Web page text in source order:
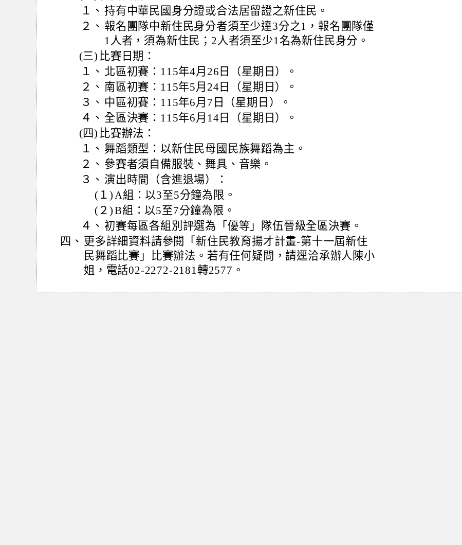
１、 持有中華民國身分證或合法居留證之新住民。
２、 報名團隊中新住民身分者須至少達3分之1，報名團隊僅
1人者，須為新住民；2人者須至少1名為新住民身分。
(三) 比賽日期：
１、 北區初賽：115年4月26日（星期日）。
２、 南區初賽：115年5月24日（星期日）。
３、 中區初賽：115年6月7日（星期日）。
４、 全區決賽：115年6月14日（星期日）。
(四) 比賽辦法：
１、 舞蹈類型：以新住民母國民族舞蹈為主。
２、 參賽者須自備服裝、舞具、音樂。
３、 演出時間（含進退場）：
(１)A組：以3至5分鐘為限。
(２)B組：以5至7分鐘為限。
４、 初賽每區各組別評選為「優等」隊伍晉級全區決賽。
四、 更多詳細資料請參閱「新住民教育揚才計畫-第十一屆新住
民舞蹈比賽」比賽辦法。若有任何疑問，請逕洽承辦人陳小
姐，電話02-2272-2181轉2577。